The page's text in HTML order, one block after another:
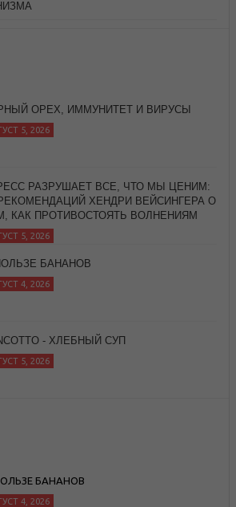
ОРЕХ, ИММУНИТЕТ И ВИРУСЫ
5, 2026
РАЗРУШАЕТ ВСЕ, ЧТО МЫ ЦЕНИМ:
ХЕНДРИ ВЕЙСИНГЕРА О
КАК ПРОТИВОСТОЯТЬ ВОЛНЕНИЯМ
5, 2026
БАНАНОВ
4, 2026
- ХЛЕБНЫЙ СУП
5, 2026
БАНАНОВ
4, 2026